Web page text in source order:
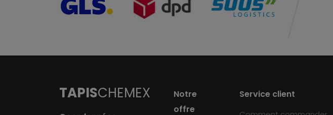
TAPISCHEMEX
Notre
offre
Service client